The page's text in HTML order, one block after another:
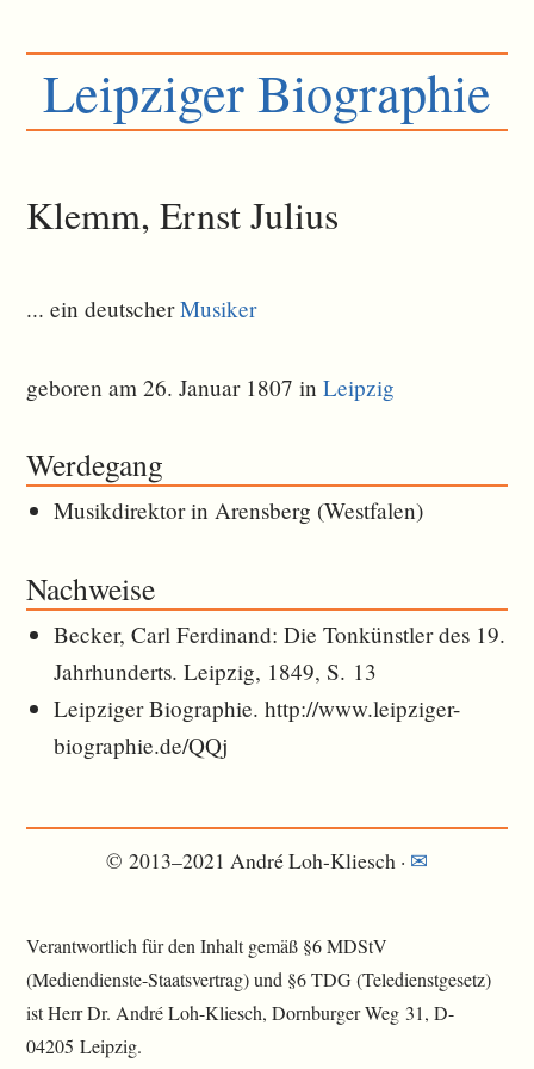
Leipziger Biographie
Klemm, Ernst Julius
... ein deutscherMusiker
geboren am 26. Januar 1807 inLeipzig
Werdegang
Musikdirektor in Arensberg (Westfalen)
Nachweise
Becker, Carl Ferdinand: Die Tonkünstler des 19.
Jahrhunderts. Leipzig, 1849, S. 13
Leipziger Biographie. http://www.leipziger-
biographie.de/QQj
© 2013–2021 André Loh-Kliesch · ✉︎
Verantwortlich für den Inhalt gemäß §6 MDStV
(Mediendienste-Staatsvertrag) und §6 TDG (Teledienstgesetz)
ist Herr Dr. André Loh-Kliesch, Dornburger Weg 31, D-
04205 Leipzig.